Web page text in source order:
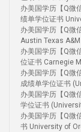
办美国学历【Q微
绩单学位证书
办美国学历【Q微
Austin Texas
办美国学历【Q微
位证书 Carnegie
办美国学历【Q微
成绩单学位证书
办美国学历【Q微
学位证书
办美国学历【Q微
书 University of